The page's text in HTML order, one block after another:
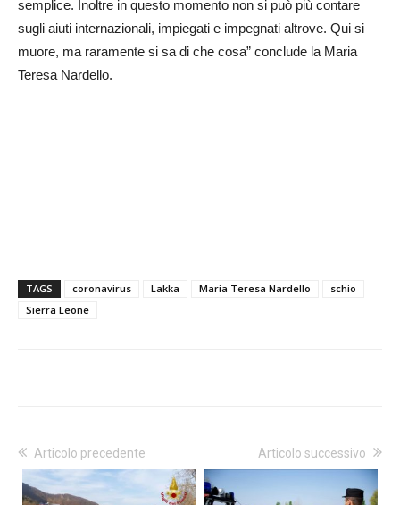
semplice. Inoltre in questo momento non si può più contare
sugli aiuti internazionali, impiegati e impegnati altrove. Qui si
muore, ma raramente si sa di che cosa” conclude la Maria
Teresa Nardello.
TAGS coronavirus Lakka Maria Teresa Nardello
schio
Sierra Leone
Articolo precedente Articolo successivo